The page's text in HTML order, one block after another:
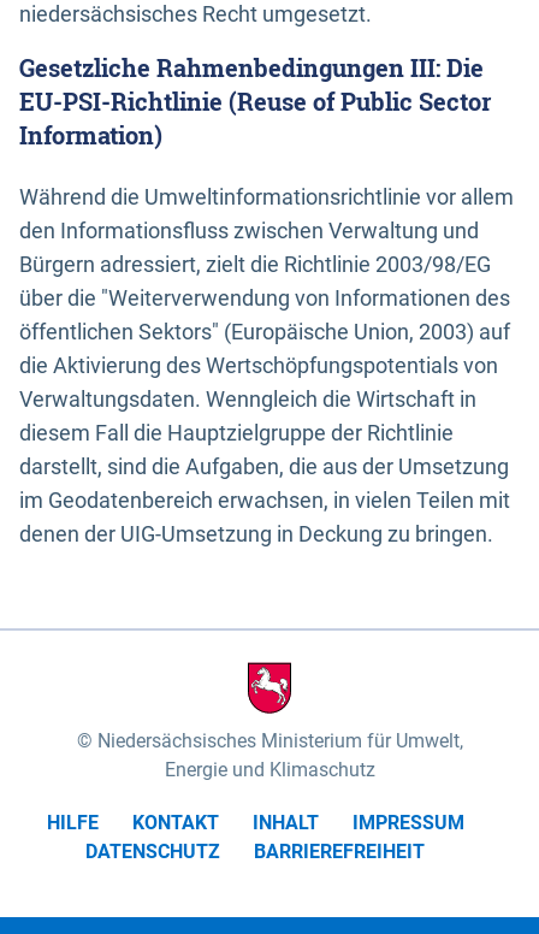
niedersächsisches Recht umgesetzt.
Gesetzliche Rahmenbedingungen III: Die
EU-PSI-Richtlinie (Reuse of Public Sector
Information)
Während die Umweltinformationsrichtlinie vor allem
den Informationsfluss zwischen Verwaltung und
Bürgern adressiert, zielt die Richtlinie 2003/98/EG
über die "Weiterverwendung von Informationen des
öffentlichen Sektors" (Europäische Union, 2003) auf
die Aktivierung des Wertschöpfungspotentials von
Verwaltungsdaten. Wenngleich die Wirtschaft in
diesem Fall die Hauptzielgruppe der Richtlinie
darstellt, sind die Aufgaben, die aus der Umsetzung
im Geodatenbereich erwachsen, in vielen Teilen mit
denen der UIG-Umsetzung in Deckung zu bringen.
Niedersächsisches Ministerium für Umwelt,
Energie und Klimaschutz
HILFE KONTAKT INHALT
IMPRESSUM
DATENSCHUTZ
BARRIEREFREIHEIT